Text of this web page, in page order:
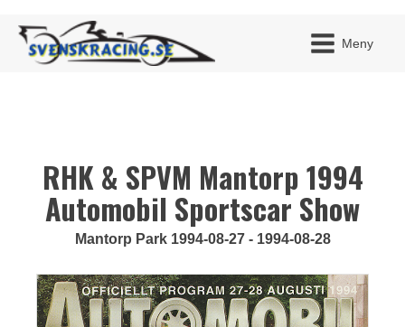
Meny
MITT
RHK & SPVM Mantorp 1994
Automobil Sportscar Show
Mantorp Park 1994-08-27 - 1994-08-28